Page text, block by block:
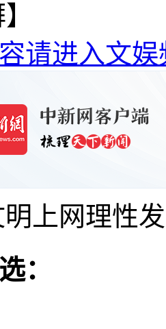
请进入文娱
明上网理性
：